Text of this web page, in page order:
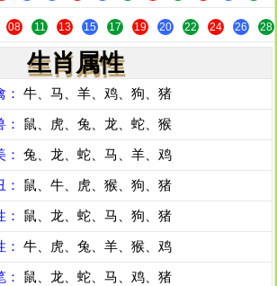
08 11 13 15 17 19 20 22 24 26 28
生肖属性
： 牛、马、羊、鸡、狗、猪
： 鼠、虎、兔、龙、蛇、猴
： 兔、龙、蛇、马、羊、鸡
： 鼠、牛、虎、猴、狗、猪
： 鼠、龙、蛇、马、狗、猪
： 牛、虎、兔、羊、猴、鸡
： 鼠、龙、蛇、马、鸡、猪